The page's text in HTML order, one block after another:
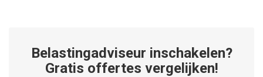
Belastingadviseur inschakelen?
Gratis offertes vergelijken!